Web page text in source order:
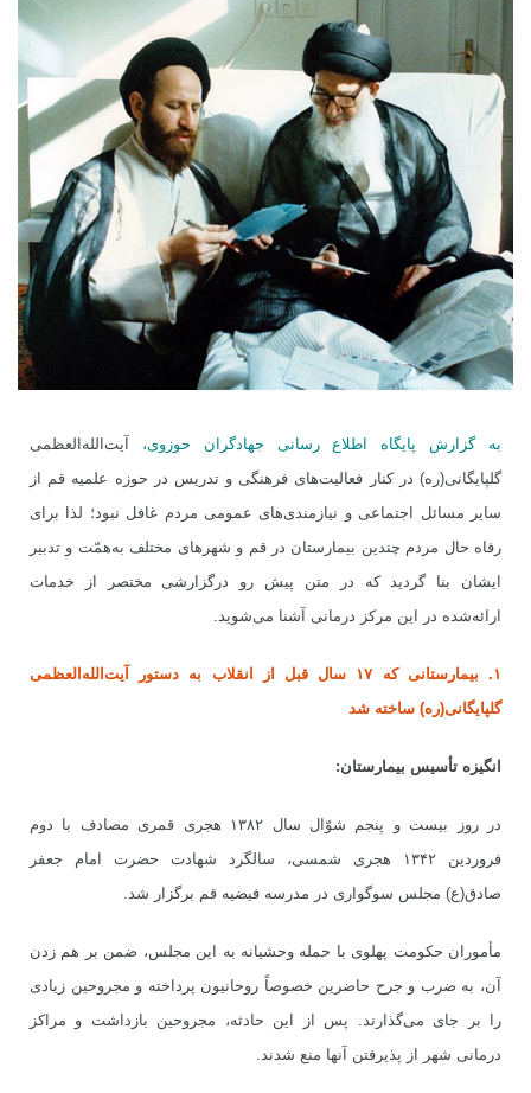
به گزارش پایگاه اطلاع رسانی جهادگران حوزوی، آیت‌الله‌العظمی
گلپایگانی(ره) در کنار فعالیت‌های فرهنگی و تدریس در حوزه علمیه قم از
سایر مسائل اجتماعی و نیازمندی‌های عمومی مردم غافل نبود؛ لذا برای
رفاه حال مردم چندین بیمارستان در قم و شهرهای مختلف به‌همّت و تدبیر
ایشان بنا گردید که در متن پیش رو درگزارشی مختصر از خدمات
ارائه‌شده در این مرکز درمانی آشنا می‌شوید.
۱. بیمارستانی که ۱۷ سال قبل از انقلاب به دستور آیت الله العظمی
گلپایگانی(ره) ساخته شد
انگیزه تأسیس بیمارستان:
در روز بیست و پنجم شوّال سال ۱۳۸۲ هجری قمری مصادف با دوم
فروردین ۱۳۴۲ هجری شمسی، سالگرد شهادت حضرت امام جعفر
صادق(ع) مجلس سوگواری در مدرسه فیضیه قم برگزار شد.
مأموران حکومت پهلوی با حمله وحشیانه به این مجلس، ضمن بر هم زدن
آن، به ضرب و جرح حاضرین خصوصاً روحانیون پرداخته و مجروحین زیادی
را بر جای میگذارند. پس از این حادثه، مجروحین بازداشت و مراکز
درمانی شهر از پذیرفتن آنها منع شدند.